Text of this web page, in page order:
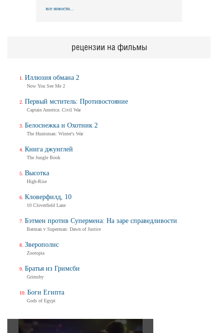
все новости...
рецензии на фильмы
Иллюзия обмана 2
Now You See Me 2
Первый мститель: Противостояние
Captain America: Civil War
Белоснежка и Охотник 2
The Huntsman: Winter's War
Книга джунглей
The Jungle Book
Высотка
High-Rise
Кловерфилд, 10
10 Cloverfield Lane
Бэтмен против Супермена: На заре справедливости
Batman v Superman: Dawn of Justice
Зверополис
Zootopia
Братья из Гримсби
Grimsby
Боги Египта
Gods of Egypt